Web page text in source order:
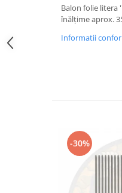
Balon folie litera
înălțime aprox.
Informatii
-30%